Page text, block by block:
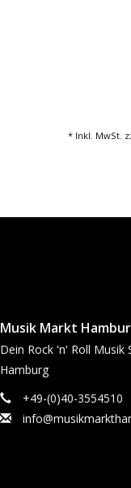
* Inkl. MwSt.
Musik Markt
Dein Rock 'n' Roll Musik
Hamburg
+49-(0)40-3554510